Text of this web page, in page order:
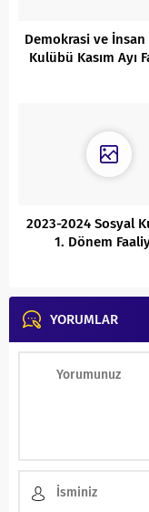
Demokrasi ve İnsan
Kulübü Kasım Ayı
2023-2024 Sosyal
1. Dönem
YORUMLAR